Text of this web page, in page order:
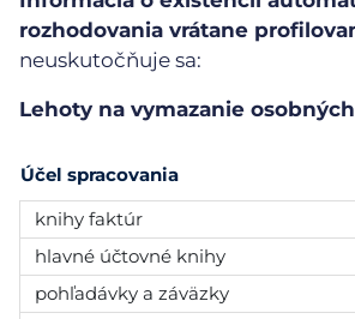
rozhodovania vrátane
neuskutočňuje sa:
Lehoty na vymazanie
Účel spracovania
knihy faktúr
hlavné účtovné knihy
pohľadávky a záväzky